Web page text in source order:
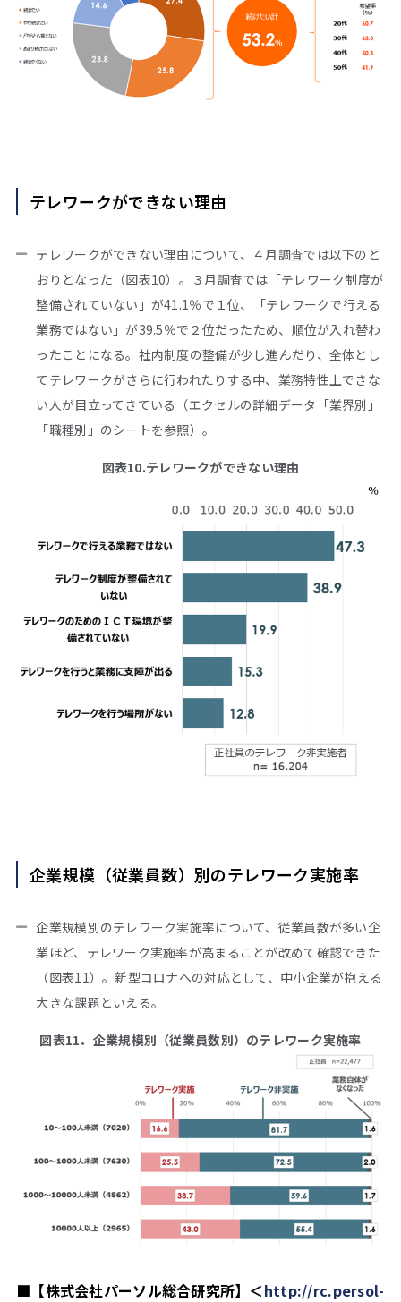
テレワークができない理由
テレワークができない理由について、４月調査では以下のと
おりとなった（図表10）。３月調査では「テレワーク制度が
整備されていない」が41.1％で１位、「テレワークで行える
業務ではない」が39.5％で２位だったため、順位が入れ替わ
ったことになる。社内制度の整備が少し進んだり、全体とし
てテレワークがさらに行われたりする中、業務特性上できな
い人が目立ってきている（エクセルの詳細データ「業界別」
「職種別」のシートを参照）。
図表10.テレワークができない理由
企業規模（従業員数）別のテレワーク実施率
企業規模別のテレワーク実施率について、従業員数が多い企
業ほど、テレワーク実施率が高まることが改めて確認できた
（図表11）。新型コロナへの対応として、中小企業が抱える
大きな課題といえる。
図表11．企業規模別（従業員数別）のテレワーク実施率
■ 【株式会社パーソル総合研究所】＜http://rc.persol-